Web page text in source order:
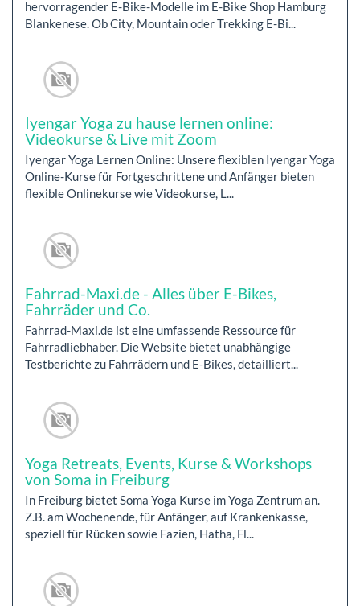
hervorragender E-Bike-Modelle im E-Bike Shop Hamburg
Blankenese. Ob City, Mountain oder Trekking E-Bi...
Iyengar Yoga zu hause lernen online:
Videokurse & Live mit Zoom
Iyengar Yoga Lernen Online: Unsere flexiblen Iyengar Yoga
Online-Kurse für Fortgeschrittene und Anfänger bieten
flexible Onlinekurse wie Videokurse, L...
Fahrrad-Maxi.de - Alles über E-Bikes,
Fahrräder und Co.
Fahrrad-Maxi.de ist eine umfassende Ressource für
Fahrradliebhaber. Die Website bietet unabhängige
Testberichte zu Fahrrädern und E-Bikes, detailliert...
Yoga Retreats, Events, Kurse & Workshops
von Soma in Freiburg
In Freiburg bietet Soma Yoga Kurse im Yoga Zentrum an.
Z.B. am Wochenende, für Anfänger, auf Krankenkasse,
speziell für Rücken sowie Fazien, Hatha, Fl...